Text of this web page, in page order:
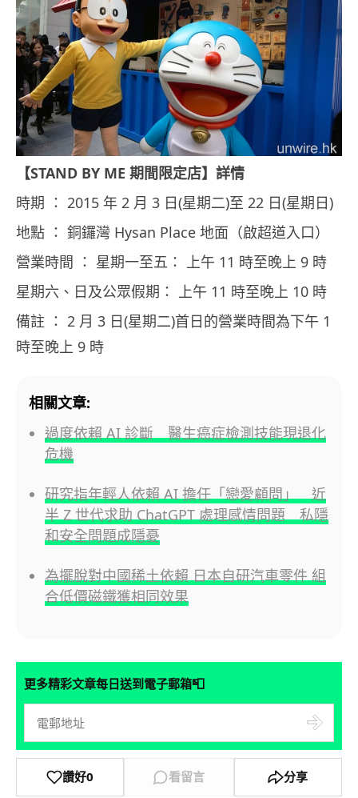
【STAND BY ME 期間限定店】詳情
時期 ： 2015 年 2 月 3 日(星期二)至 22 日(星期日)
地點 ： 銅鑼灣 Hysan Place 地面（啟超道入口）
營業時間 ： 星期一至五： 上午 11 時至晚上 9 時
星期六、日及公眾假期： 上午 11 時至晚上 10 時
備註 ： 2 月 3 日(星期二)首日的營業時間為下午 1
時至晚上 9 時
相關文章:
過度依賴 AI 診斷 醫生癌症檢測技能現退化
危機
研究指年輕人依賴 AI 擔任「戀愛顧問」 近
半 Z 世代求助 ChatGPT 處理感情問題 私隱
和安全問題成隱憂
為擺脫對中國稀土依賴 日本自研汽車零件 組
合低價磁鐵獲相同效果
更多精彩文章每日送到電子郵箱📮
讚好0 看留言 分享